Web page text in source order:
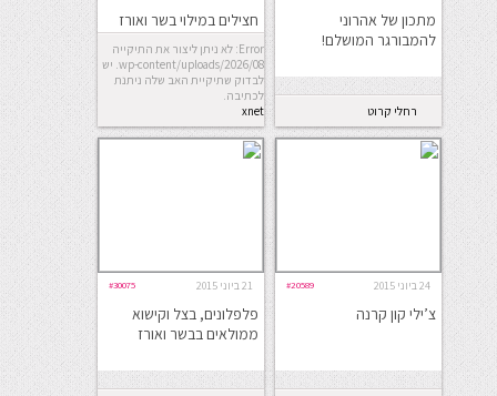
מתכון של אהרוני
להמבורגר המושלם!
רחלי קרוט
חצילים במילוי בשר ואורז
Error: לא ניתן ליצור את התיקייה
wp-content/uploads/2026/08. יש
לבדוק שתיקיית האב שלה ניתנת
לכתיבה.
xnet
24 ביוני 2015 #20589
צ’ילי קון קרנה
21 ביוני 2015 #30075
פלפלונים, בצל וקישוא
ממולאים בבשר ואורז